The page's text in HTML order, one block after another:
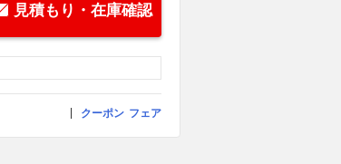
見積もり・在庫確認
クーポン フェア